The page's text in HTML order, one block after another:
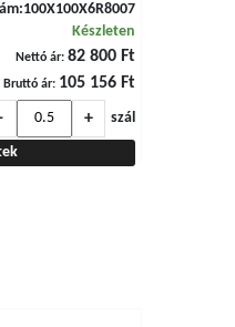
100X100X6R8007
Készleten
Nettó ár: 82 800 Ft
Bruttó ár: 105 156 Ft
+ szál